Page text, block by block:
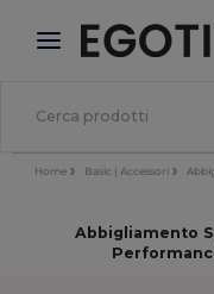
× App Egotier
Prezzi migliori
Home Basic | Accessori
Abbigliamento